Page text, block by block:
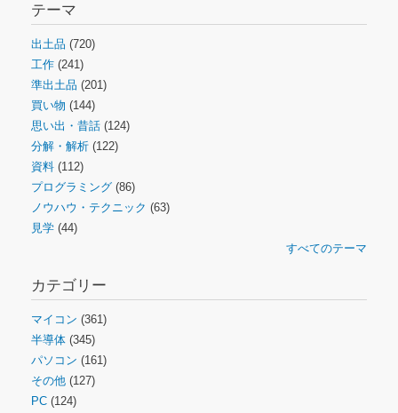
テーマ
出土品 (720)
工作 (241)
準出土品 (201)
買い物 (144)
思い出・昔話 (124)
分解・解析 (122)
資料 (112)
プログラミング (86)
ノウハウ・テクニック (63)
見学 (44)
すべてのテーマ
カテゴリー
マイコン (361)
半導体 (345)
パソコン (161)
その他 (127)
PC (124)